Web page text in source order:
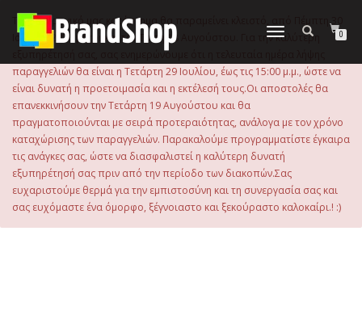
περιεχόμενο
Εναλλαγή
0
Το ηλεκτρονικό μας κατάστημα θα παραμείνει κλειστό, από Πέμπτη 30
Ιουλίου 2026 μέχρι και την Τρίτη 18 Αυγούστου. Για την καλύτερη
εξυπηρέτησή σας, σας ενημερώνουμε ότι η τελευταία ημέρα λήψης
παραγγελιών θα είναι η Τετάρτη 29 Ιουλίου, έως τις 15:00 μ.μ., ώστε να
είναι δυνατή η προετοιμασία και η εκτέλεσή τους.Οι αποστολές θα
επανεκκινήσουν την Τετάρτη 19 Αυγούστου και θα
πραγματοποιούνται με σειρά προτεραιότητας, ανάλογα με τον χρόνο
καταχώρισης των παραγγελιών. Παρακαλούμε προγραμματίστε έγκαιρα
τις ανάγκες σας, ώστε να διασφαλιστεί η καλύτερη δυνατή
εξυπηρέτησή σας πριν από την περίοδο των διακοπών.Σας
ευχαριστούμε θερμά για την εμπιστοσύνη και τη συνεργασία σας και
σας ευχόμαστε ένα όμορφο, ξέγνοιαστο και ξεκούραστο καλοκαίρι.! :)